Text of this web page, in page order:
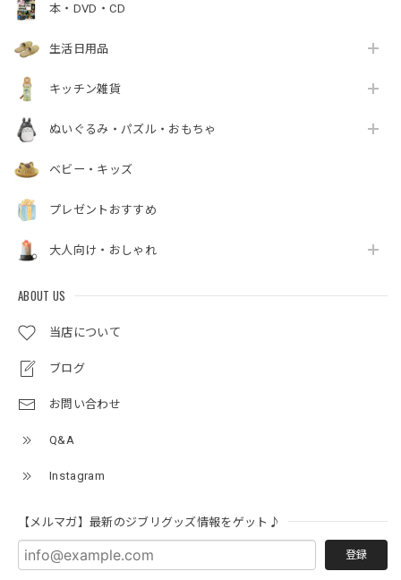
本・DVD・CD
生活日用品
キッチン雑貨
ぬいぐるみ・パズル・おもちゃ
ベビー・キッズ
プレゼントおすすめ
大人向け・おしゃれ
ABOUT US
当店について
ブログ
お問い合わせ
Q&A
Instagram
【メルマガ】最新のジブリグッズ情報をゲット♪
登録